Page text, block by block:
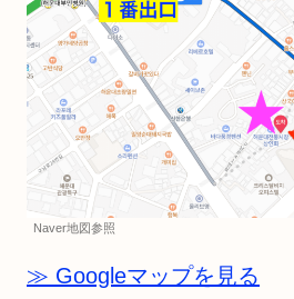
Naver地図参照
≫ Googleマップを見る